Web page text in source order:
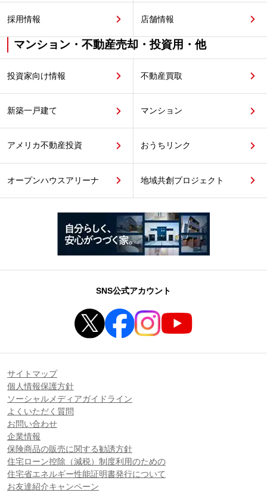
採用情報 店舗情報
マンション・不動産売却・投資用・他
投資家向け情報 不動産買取
新築一戸建て マンション
アメリカ不動産投資 おうちリンク
オープンハウスアリーナ 地域共創プロジェクト
SNS公式アカウント
サイトマップ
個人情報保護方針
ソーシャルメディアガイドライン
よくいただく質問
お問い合わせ
企業情報
保険商品の販売に関する勧誘方針
住宅ローン控除（減税）制度利用のための
住宅省エネルギー性能証明書発行について
お友達紹介キャンペーン